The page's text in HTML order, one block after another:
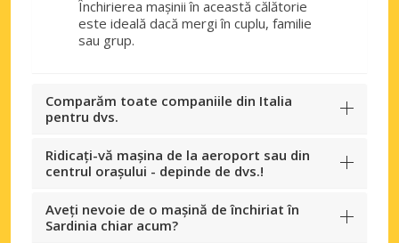
Închirierea mașinii în această călătorie
este ideală dacă mergi în cuplu, familie
sau grup.
Comparăm toate companiile din Italia
pentru dvs.
Ridicați-vă mașina de la aeroport sau din
centrul orașului - depinde de dvs.!
Aveți nevoie de o mașină de închiriat în
Sardinia chiar acum?